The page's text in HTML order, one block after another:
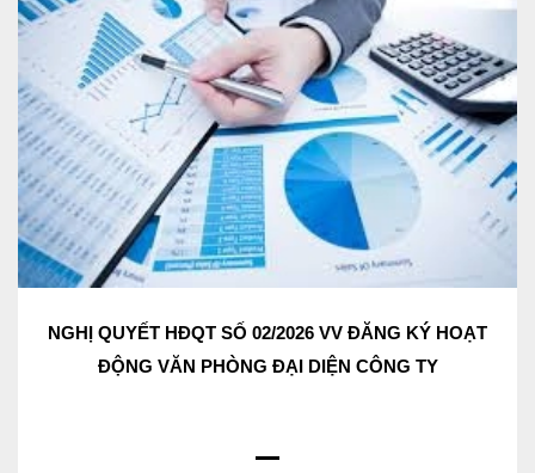
NGHỊ QUYẾT HĐQT SỐ 02/2026 VV ĐĂNG KÝ HOẠT
ĐỘNG VĂN PHÒNG ĐẠI DIỆN CÔNG TY